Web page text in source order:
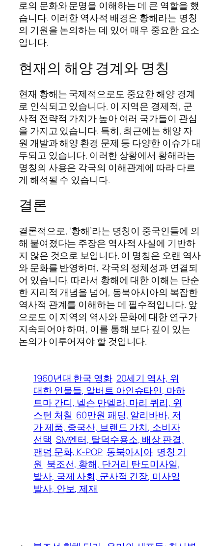
로의 문화와 문명을 이해하는 데 큰 역할을 했
습니다. 이러한 역사적 배경은 황해라는 명칭
의 기원을 논의하는 데 있어 매우 중요한 요소
입니다.
현재의 해양 경계와 명칭
현재 황해는 국제적으로도 중요한 해양 경계
로 인식되고 있습니다. 이 지역은 경제적, 군
사적 전략적 가치가 높아 여러 국가들이 관심
을 가지고 있습니다. 특히, 최근에는 해양 자
원 개발과 해양 환경 문제 등 다양한 이슈가 대
두되고 있습니다. 이러한 상황에서 황해라는
명칭의 사용은 각국의 이해관계에 따라 다르
게 해석될 수 있습니다.
결론
결론적으로, ‘황해’라는 명칭이 중국인들에 의
해 붙여졌다는 주장은 역사적 사실에 기반하
지 않은 것으로 보입니다. 이 명칭은 오랜 역사
와 문화를 반영하며, 각국의 정체성과 연결되
어 있습니다. 따라서 황해에 대한 이해는 단순
한 지리적 개념을 넘어, 동북아시아의 복잡한
역사적 관계를 이해하는 데 필수적입니다. 앞
으로도 이 지역의 역사와 문화에 대한 연구가
지속되어야 하며, 이를 통해 보다 깊이 있는
논의가 이루어져야 할 것입니다.
1960년대 한국 영화 20세기 역사, 위
대한 인물들, 알버트 아인슈타인, 마하
트마 간디, 넬슨 만델라, 마리 퀴리, 윈
스턴 처칠 60만원 패딩, 알리바바, 저
가 제품, 중국산, 브랜드 가치, 소비자
선택 SM엔터, 탈덕수용소, 배상 판결,
팬덤 문화, K-POP 동북아시아 명칭 기
원 북조선, 황해, 단거리 탄도미사일,
발사, 국제 사회, 군사적 긴장, 미사일
발사, 안보, 제재